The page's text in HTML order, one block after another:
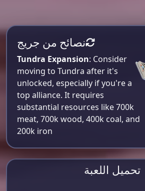
نصائح من جريج
Tundra Expansion: Consider
moving to Tundra after it's
unlocked, especially if you're a
top alliance. It requires
substantial resources like 700k
meat, 700k wood, 400k coal, and
200k iron​
تحميل اللعبة